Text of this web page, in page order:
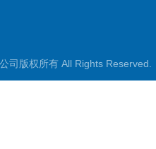
公司版权所有 All Rights